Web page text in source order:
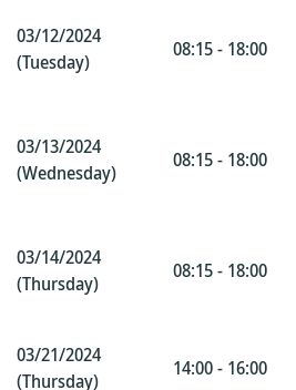
03/12/2024
(Tuesday)
08:15 - 18:00
03/13/2024
(Wednesday)
08:15 - 18:00
03/14/2024
(Thursday)
08:15 - 18:00
03/21/2024
(Thursday)
14:00 - 16:00